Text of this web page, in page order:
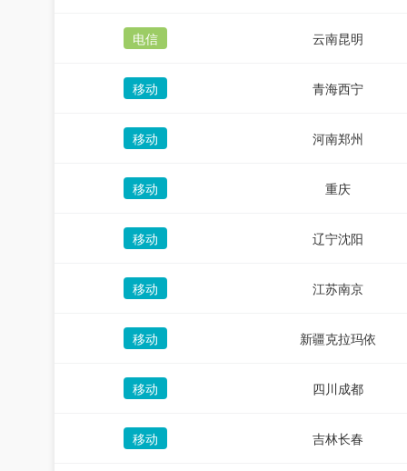
电信 云南昆明
移动 青海西宁
移动 河南郑州
移动 重庆
移动 辽宁沈阳
移动 江苏南京
移动 新疆克拉玛依
移动 四川成都
移动 吉林长春